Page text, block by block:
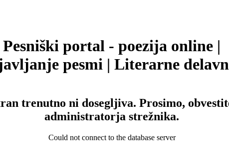
Pesniški portal - poezija online |
pesmi | Literarne
trenutno ni dosegljiva. Prosimo,
administratorja strežnika.
Could not connect to the database server